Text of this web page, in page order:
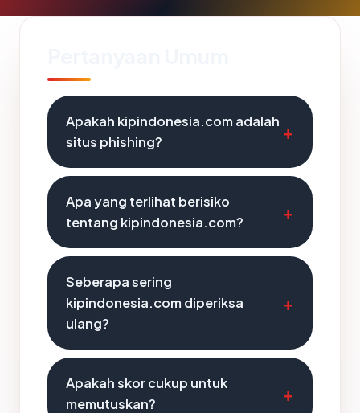
Apakah kipindonesia.com adalah
situs phishing?
Apa yang terlihat berisiko
tentang kipindonesia.com?
Seberapa sering
kipindonesia.com diperiksa
ulang?
Apakah skor cukup untuk
memutuskan?